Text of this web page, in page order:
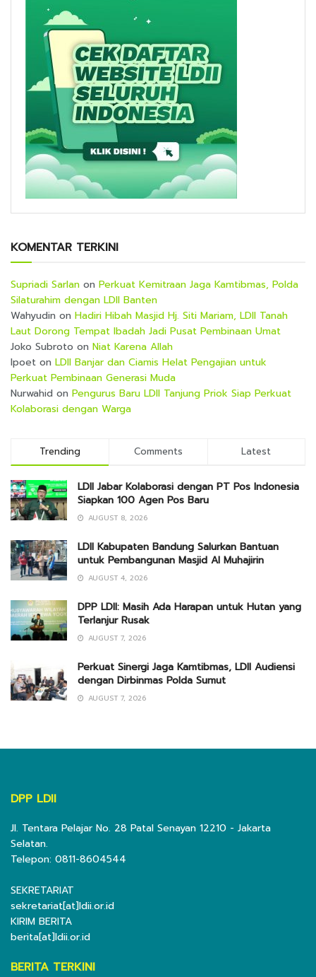
KOMENTAR TERKINI
Supriadi Sarlan on Perkuat Kemitraan Jaga Kamtibmas, Polda
Silaturahim dengan LDII Banten
Wahyudin on Hadiri Hibah Masjid Hj. Siti Mariam, LDII Tanah
Laut Dorong Tempat Ibadah Jadi Pusat Pembinaan Umat
Joko Subroto on Niat Karena Allah
Ipoet on LDII Banjar dan Ciamis Helat Pengajian untuk
Perkuat Pembinaan Generasi Muda
Nurwahid on Pengurus Baru LDII Tanjung Priok Siap Perkuat
Kolaborasi dengan Warga
Trending Comments Latest
LDII Jabar Kolaborasi dengan PT Pos Indonesia
Siapkan 100 Agen Pos Baru
AUGUST 8, 2026
LDII Kabupaten Bandung Salurkan Bantuan
untuk Pembangunan Masjid Al Muhajirin
AUGUST 4, 2026
DPP LDII: Masih Ada Harapan untuk Hutan yang
Terlanjur Rusak
AUGUST 7, 2026
Perkuat Sinergi Jaga Kamtibmas, LDII Audiensi
dengan Dirbinmas Polda Sumut
AUGUST 7, 2026
DPP LDII
Jl. Tentara Pelajar No. 28 Patal Senayan 12210 - Jakarta
Selatan.
Telepon: 0811-8604544
SEKRETARIAT
sekretariat[at]ldii.or.id
KIRIM BERITA
berita[at]ldii.or.id
BERITA TERKINI